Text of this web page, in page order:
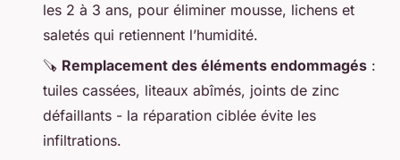
les 2 à 3 ans, pour éliminer mousse, lichens et
saletés qui retiennent l’humidité.
🪚 Remplacement des éléments endommagés :
tuiles cassées, liteaux abîmés, joints de zinc
défaillants - la réparation ciblée évite les
infiltrations.